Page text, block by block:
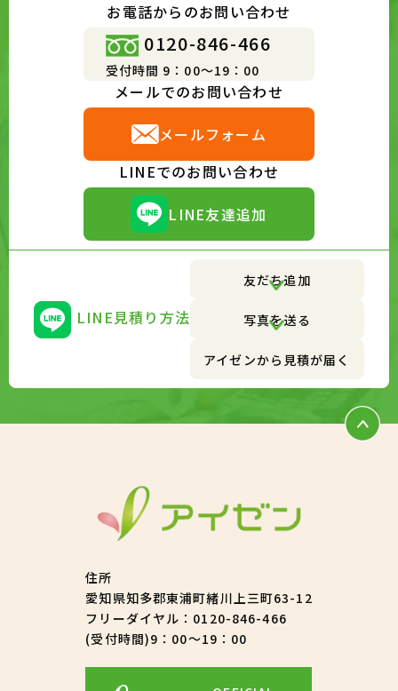
お電話からのお問い合わせ
0120-846-466
受付時間 9：00～19：00
メールでのお問い合わせ
メールフォーム
LINEでのお問い合わせ
LINE友達追加
LINE見積り方法
友だち追加
写真を送る
アイゼンから見積が届く
住所
愛知県知多郡東浦町緒川上三町63-12
フリーダイヤル： 0120-846-466
(受付時間)9：00～19：00